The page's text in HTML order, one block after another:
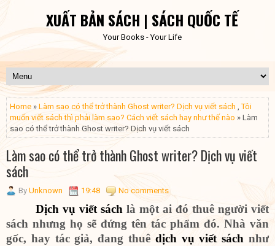
XUẤT BẢN SÁCH | SÁCH QUỐC TẾ
Your Books - Your Life
Home » Làm sao có thể trở thành Ghost writer? Dịch vụ viết sách ,Tôi
muốn viết sách thì phải làm sao? Cách viết sách hay như thế nào » Làm
sao có thể trở thành Ghost writer? Dịch vụ viết sách
Làm sao có thể trở thành Ghost writer? Dịch vụ viết
sách
By Unknown 19:48 No comments
Dịch vụ viết sách là một ai đó thuê người viết
sách nhưng họ sẽ đứng tên tác phẩm đó. Nhà văn
gốc, hay tác giả, đang thuê dịch vụ viết sáchnhư